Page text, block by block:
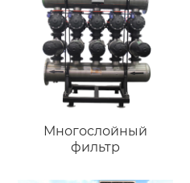
Многослойный
фильтр